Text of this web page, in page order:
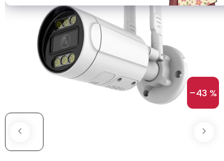
Ear
Clip
Bone
Conduction
sluchátka
Sportovní
Zdravotní
Chytré
hodinky
Řemínky
kabely
Drony
s
GPS
Kategorie
děti
zabezpečení
Wifi
kamery
WiFi
Batérie
Bluetooth
reproduktory
hvězdiček.
–43 %